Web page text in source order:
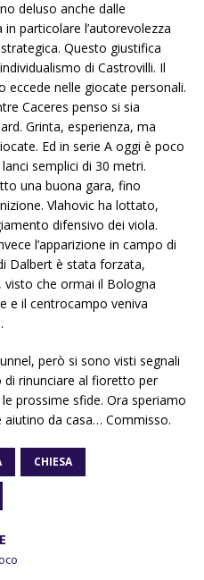
deluso anche dalle
particolare l’autorevolezza
Questo giustifica
di Castrovilli. Il
eccede nelle giocate personali.
Caceres penso si sia
Grinta, esperienza, ma
Ed in serie A oggi è poco
semplici di 30 metri.
una buona gara, fino
Vlahovic ha lottato,
difensivo dei viola.
l’apparizione in campo di
Dalbert è stata forzata,
visto che ormai il Bologna
e il centrocampo veniva
però si sono visti segnali
di rinunciare al fioretto per
prossime sfide. Ora speriamo
aiutino da casa… Commisso.
CHIESA